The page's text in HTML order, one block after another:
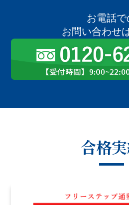
お電話で
お問い合わせ
合格